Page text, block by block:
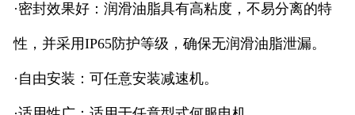
·密封效果好：润滑油脂具有高粘度，不易分离的特
性，并采用IP65防护等级，确保无润滑油脂泄漏。
·自由安装：可任意安装减速机。